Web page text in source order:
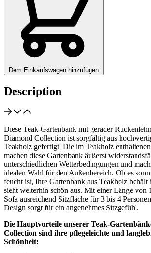
Dem Einkaufswagen hinzufügen
Description
Diese Teak-Gartenbank mit gerader
Diamond Collection ist sorgfältig aus
Teakholz gefertigt. Die im Teakholz
machen diese Gartenbank äußerst
unterschiedlichen Wetterbedingungen und
idealen Wahl für den Außenbereich. Ob es
feucht ist, Ihre Gartenbank aus Teakholz behält
sieht weiterhin schön aus. Mit einer Länge von
Sofa ausreichend Sitzfläche für 3 bis 4
Design sorgt für ein angenehmes Sitzgefühl.
Die Hauptvorteile unserer Teak-
Collection sind ihre pflegeleichte und
Schönheit: